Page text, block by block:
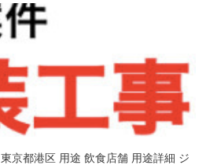
京都港区 用途 飲食店舗 用途詳細 ジ